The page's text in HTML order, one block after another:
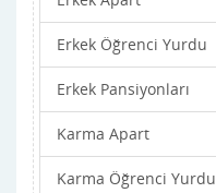
Şarkışla
Suşehri
Ulaş
Yıldızeli
Erkek Öğrenci Yurdu
Erkek Pansiyonları
Karma Apart
Karma Öğrenci Yurdu